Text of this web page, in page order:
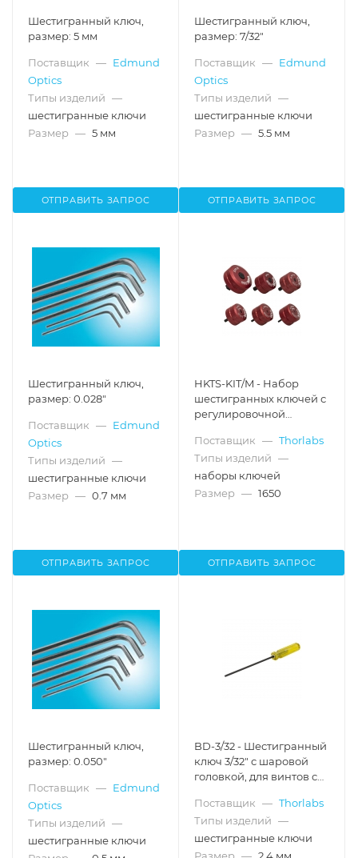
Шестигранный ключ,
размер: 5 мм
Поставщик — Edmund
Optics
Типы изделий —
шестигранные ключи
Размер — 5 мм
ОТПРАВИТЬ ЗАПРОС
Шестигранный ключ,
размер: 7/32"
Поставщик — Edmund
Optics
Типы изделий —
шестигранные ключи
Размер — 5.5 мм
ОТПРАВИТЬ ЗАПРОС
Шестигранный ключ,
размер: 0.028"
Поставщик — Edmund
Optics
Типы изделий —
шестигранные ключи
Размер — 0.7 мм
ОТПРАВИТЬ ЗАПРОС
HKTS-KIT/M - Набор
шестигранных ключей с
регулировочной
1.5 мм, 2 мм, 2.5 мм, 3 мм, 5
мм), Thorlabs
Поставщик — Thorlabs
Типы изделий —
наборы ключей
Размер — 1650
ОТПРАВИТЬ ЗАПРОС
Шестигранный ключ,
размер: 0.050"
Поставщик — Edmund
Optics
Типы изделий —
шестигранные ключи
BD-3/32 - Шестигранный
ключ 3/32" с шаровой
головкой, для винтов с
Поставщик — Thorlabs
Типы изделий —
шестигранные ключи